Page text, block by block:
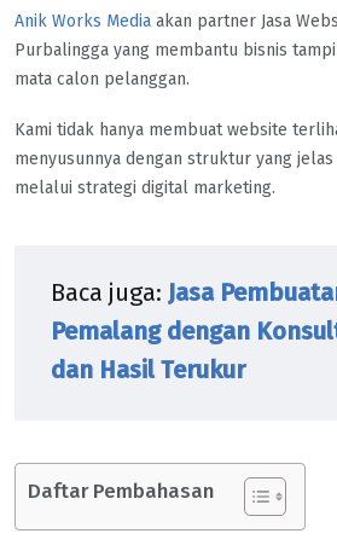
Anik Works Media akan partner Jasa
Purbalingga yang membantu bisnis
mata calon pelanggan.
Kami tidak hanya membuat website
menyusunnya dengan struktur yang
melalui strategi digital marketing.
Baca juga: Jasa
Pemalang dengan
dan Hasil Terukur
Daftar Pembahasan